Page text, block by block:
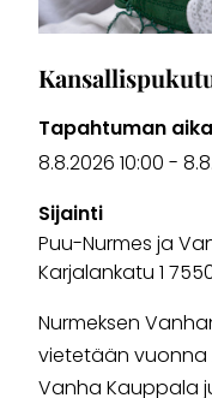
Tapahtuman aika
8.8.2026 10:00 -
Sijainti
Puu-Nurmes ja
Karjalankatu 1
Nurmeksen
vietetään vuonna
Vanha Kauppala